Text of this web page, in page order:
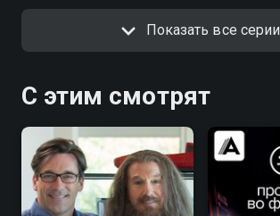
прошлом.
Показать все серии
С этим смотрят